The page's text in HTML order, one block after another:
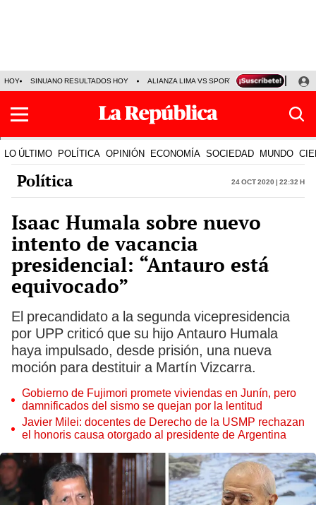
HOY SINUANO RESULTADOS HOY ALIANZA LIMA VS SPORT BOYS JORGE
LO ÚLTIMO POLÍTICA OPINIÓN ECONOMÍA SOCIEDAD MUNDO
Política 24 Oct 2020 | 22:32 h
Isaac Humala sobre nuevo
intento de vacancia
presidencial: “Antauro está
equivocado”
El precandidato a la segunda vicepresidencia
por UPP criticó que su hijo Antauro Humala
haya impulsado, desde prisión, una nueva
moción para destituir a Martín Vizcarra.
Gobierno de Fujimori promete viviendas en Junín, pero
damnificados del sismo se quejan por la lentitud
Javier Milei: docentes de Derecho de la USMP rechazan
el honoris causa otorgado al presidente de Argentina